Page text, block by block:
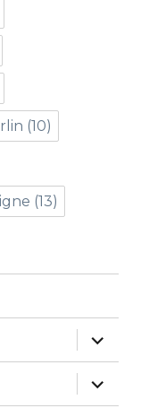
(10)
(13)
ouvrir
le
sous-
menu
ouvrir
le
sous-